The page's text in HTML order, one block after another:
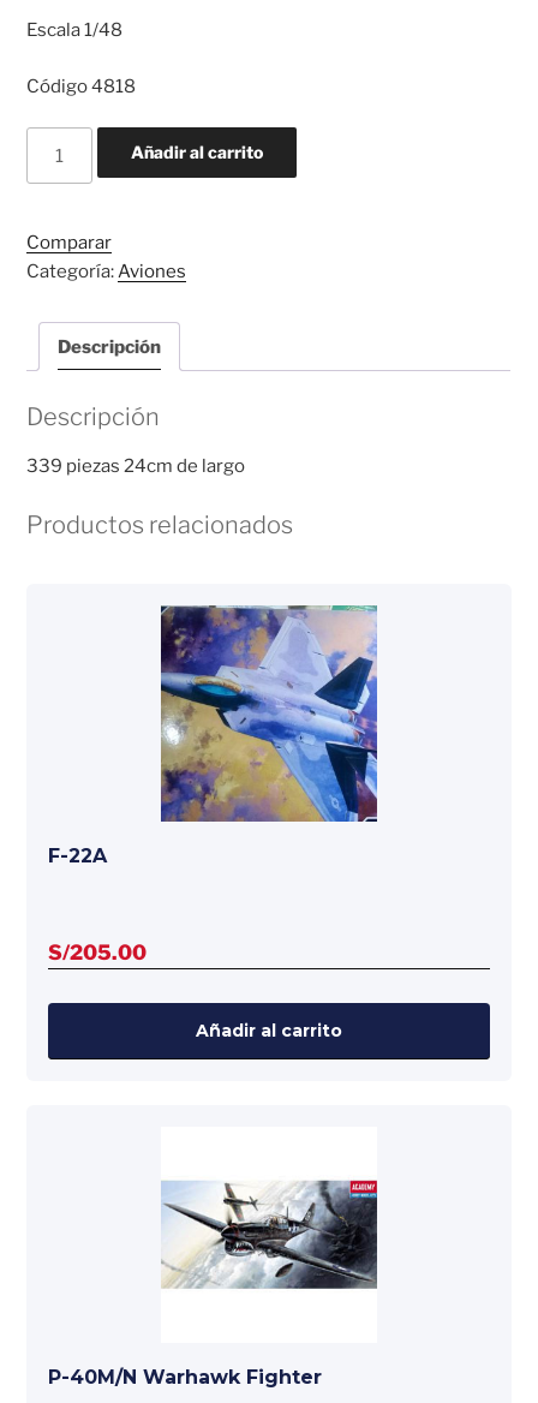
Escala 1/48
Código 4818
130
BOMBER
cantidad
Añadir al carrito
Comparar
Categoría:Aviones
Descripción
Descripción
339 piezas 24cm de largo
Productos relacionados
F-22A
S/205.00
Añadir al carrito
P-40M/N Warhawk Fighter